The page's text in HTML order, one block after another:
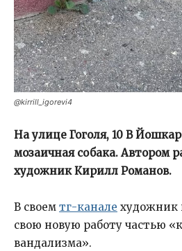
@kirrill_igorevi4
На улице Гоголя, 10 В
мозаичная собака. Автором
художник Кирилл Романов.
В своем тг-канале художник
свою новую работу частью
вандализма».